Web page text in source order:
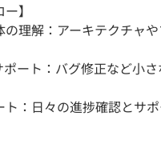
】
の理解：アーキテクチャ
ポート：バグ修正など小
ト：日々の進捗確認とサ